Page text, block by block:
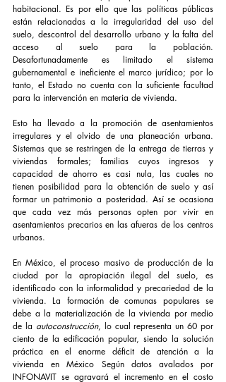
habitacional. Es por ello que las políticas públicas
están relacionadas a la irregularidad del uso del
suelo, descontrol del desarrollo urbano y la falta del
acceso al suelo para la población.
Desafortunadamente es limitado el sistema
gubernamental e ineficiente el marco jurídico; por lo
tanto, el Estado no cuenta con la suficiente facultad
para la intervención en materia de vivienda.
Esto ha llevado a la promoción de asentamientos
irregulares y el olvido de una planeación urbana.
Sistemas que se restringen de la entrega de tierras y
viviendas formales; familias cuyos ingresos y
capacidad de ahorro es casi nula, las cuales no
tienen posibilidad para la obtención de suelo y así
formar un patrimonio a posteridad. Así se ocasiona
que cada vez más personas opten por vivir en
asentamientos precarios en las afueras de los centros
urbanos.
En México, el proceso masivo de producción de la
ciudad por la apropiación ilegal del suelo, es
identificado con la informalidad y precariedad de la
vivienda. La formación de comunas populares se
debe a la materialización de la vivienda por medio
de la autoconstrucción, lo cual representa un 60 por
ciento de la edificación popular, siendo la solución
práctica en el enorme déficit de atención a la
vivienda en México Según datos avalados por
INFONAVIT se agravará el incremento en el costo